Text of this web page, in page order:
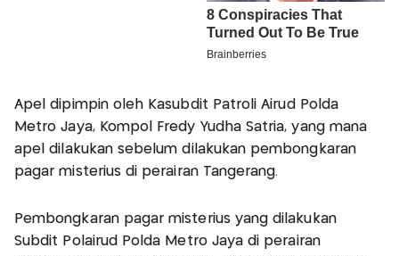
Apel dipimpin oleh Kasubdit Patroli Airud Polda
Metro Jaya, Kompol Fredy Yudha Satria, yang mana
apel dilakukan sebelum dilakukan pembongkaran
pagar misterius di perairan Tangerang.
Pembongkaran pagar misterius yang dilakukan
Subdit Polairud Polda Metro Jaya di perairan